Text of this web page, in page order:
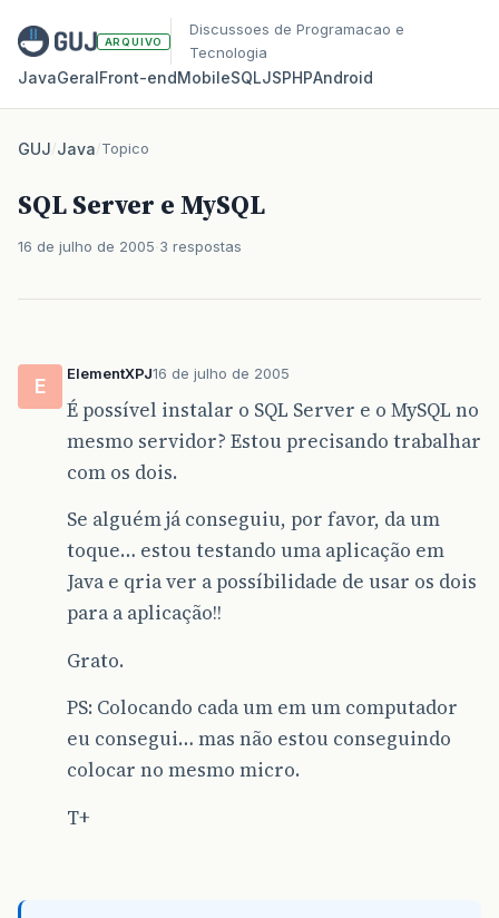
ARQUIVO
Discussoes de Programacao e
Tecnologia
JavaGeralFront‑endMobileSQLJSPHPAndroid
GUJ/Java/Topico
SQL Server e MySQL
16 de julho de 2005 3 respostas
E
ElementXPJ16 de julho de 2005
É possível instalar o SQL Server e o MySQL no
mesmo servidor? Estou precisando trabalhar
com os dois.
Se alguém já conseguiu, por favor, da um
toque… estou testando uma aplicação em
Java e qria ver a possíbilidade de usar os dois
para a aplicação!!
Grato.
PS: Colocando cada um em um computador
eu consegui… mas não estou conseguindo
colocar no mesmo micro.
T+